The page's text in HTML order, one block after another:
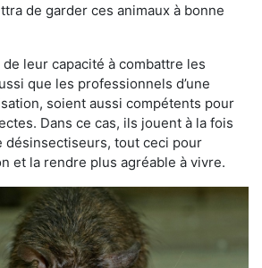
de garder ces animaux à bonne
leur capacité à combattre les
que les professionnels d’une
soient aussi compétents pour
Dans ce cas, ils jouent à la fois
désinsectiseurs, tout ceci pour
et la rendre plus agréable à vivre.